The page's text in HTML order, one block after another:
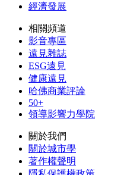
經濟發展
相關頻道
影音專區
遠見雜誌
ESG遠見
健康遠見
哈佛商業評論
50+
領導影響力學院
關於我們
關於城市學
著作權聲明